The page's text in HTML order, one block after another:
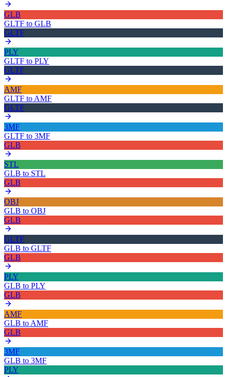
GLB
GLTF to GLB
GLTF
PLY
GLTF to PLY
GLTF
AMF
GLTF to AMF
GLTF
3MF
GLTF to 3MF
GLB
STL
GLB to STL
GLB
OBJ
GLB to OBJ
GLB
GLTF
GLB to GLTF
GLB
PLY
GLB to PLY
GLB
AMF
GLB to AMF
GLB
3MF
GLB to 3MF
PLY